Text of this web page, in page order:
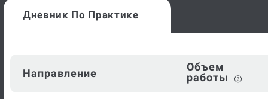
Дневник По Практике
Направление
Объем
работы